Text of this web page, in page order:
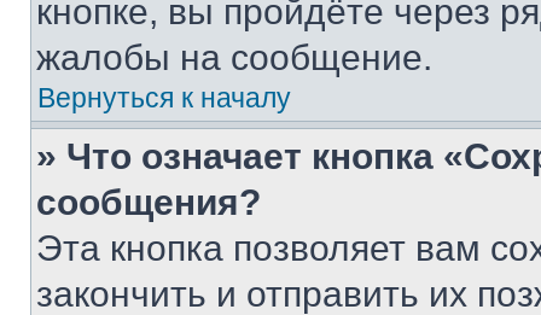
кнопке, вы пройдёте через
жалобы на сообщение.
Вернуться к началу
» Что означает кнопка
сообщения?
Эта кнопка позволяет вам
закончить и отправить их